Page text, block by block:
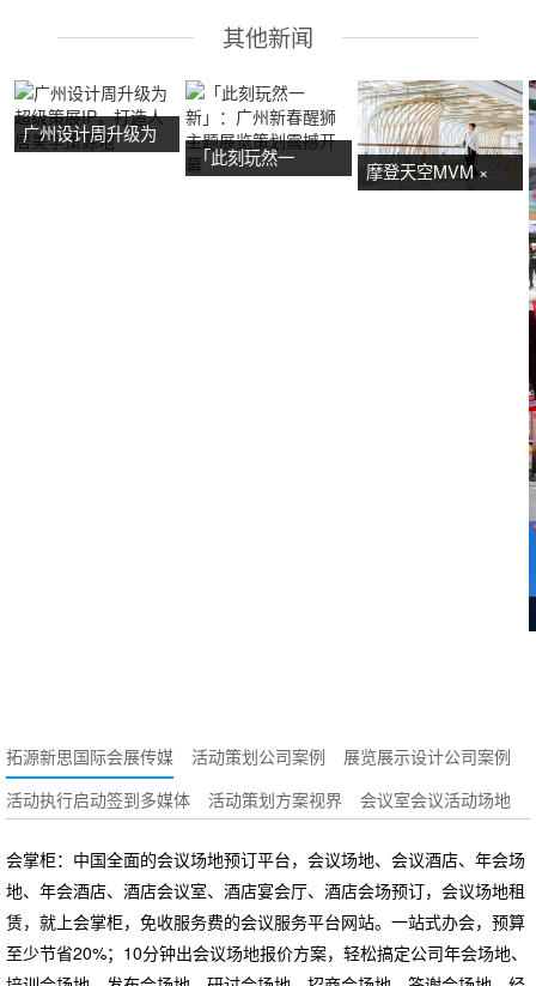
其他新闻
广州设计周升级为
「此刻玩然一
摩登天空MVM ×
拓源新思国际会展传媒 活动策划公司案例
展览展示设计公司案例
活动执行启动签到多媒体
活动策划方案视界 会议室会议活动场地
会掌柜：中国全面的会议场地预订平台，会议场地、会议酒店、年会场
地、年会酒店、酒店会议室、酒店宴会厅、酒店会场预订，会议场地租
赁，就上会掌柜，免收服务费的会议服务平台网站。一站式办会，预算
至少节省20%；10分钟出会议场地报价方案，轻松搞定公司年会场地、